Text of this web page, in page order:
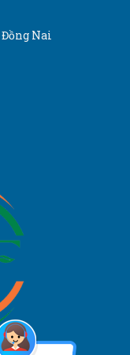
Nai